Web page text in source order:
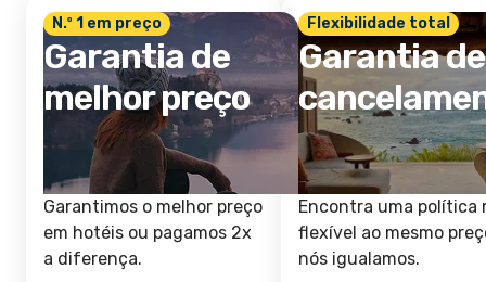
N.º 1 em preço
Garantia de
melhor preço
Garantimos o melhor preço
em hotéis ou pagamos 2x
a diferença.
Flexibilidade total
Garantia de
Encontra uma política
flexível ao mesmo
nós igualamos.